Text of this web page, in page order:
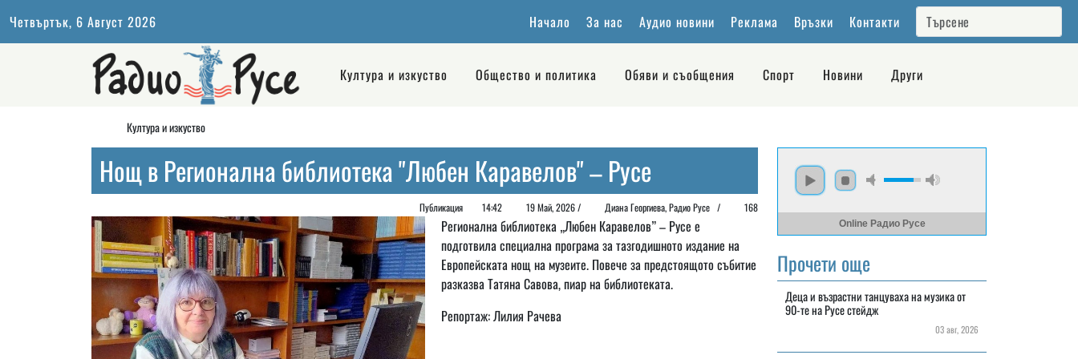
Четвъртък, 6 Август 2026 Начало За нас Аудио новини Реклама Връзки Контакти
Култура и изкуство Общество и политика Обяви и съобщения Спорт Новини Други
Култура и изкуство
Нощ в Регионална библиотека "Любен Каравелов" – Русе
Публикация 14:42 19 Май, 2026 / Диана Георгиeва, Радио Русе / 168
Регионална библиотека „Любен Каравелов” – Русе е
подготвила специална програма за тазгодишното издание на
Европейската нощ на музеите. Повече за предстоящото събитие
разказва Татяна Савова, пиар на библиотеката.
Репортаж: Лилия Рачева
Online Радио Русе
Прочети още
Деца и възрастни танцуваха на музика от
90-те на Русе стейдж
03 авг, 2026